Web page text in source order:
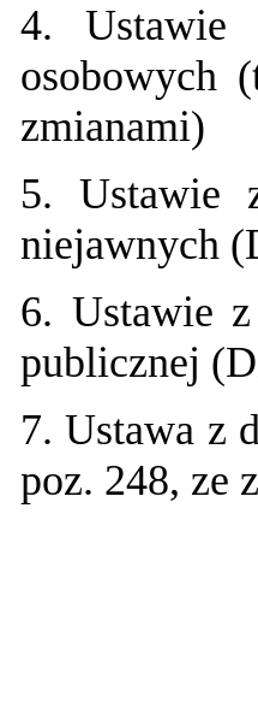
4.
osobowych
zmianami)
5. Ustawie
niejawnych
6. Ustawie
publicznej
7. Ustawa z
poz. 248, ze